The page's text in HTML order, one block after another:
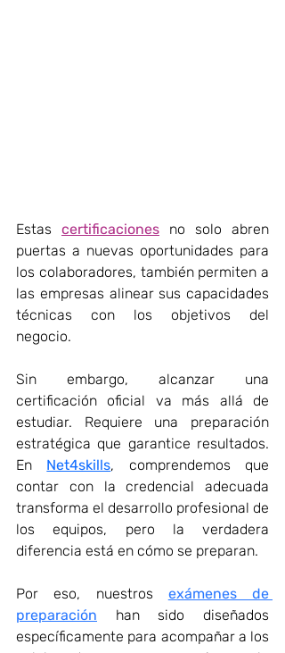
Estas certificaciones no solo abren
puertas a nuevas oportunidades para
los colaboradores, también permiten a
las empresas alinear sus capacidades
técnicas con los objetivos del
negocio.
Sin embargo, alcanzar una
certificación oficial va más allá de
estudiar. Requiere una preparación
estratégica que garantice resultados.
En Net4skills, comprendemos que
contar con la credencial adecuada
transforma el desarrollo profesional de
los equipos, pero la verdadera
diferencia está en cómo se preparan.
Por eso, nuestros exámenes de
preparación han sido diseñados
específicamente para acompañar a los